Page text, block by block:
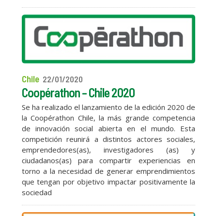
Chile 22/01/2020
Coopérathon – Chile 2020
Se ha realizado el lanzamiento de la edición 2020 de
la Coopérathon Chile, la más grande competencia
de innovación social abierta en el mundo. Esta
competición reunirá a distintos actores sociales,
emprendedores(as), investigadores (as) y
ciudadanos(as) para compartir experiencias en
torno a la necesidad de generar emprendimientos
que tengan por objetivo impactar positivamente la
sociedad